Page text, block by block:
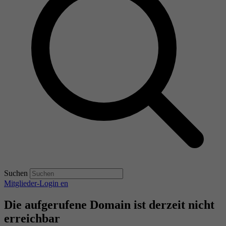
Suchen
Mitglieder-Login en
Die aufgerufene Domain ist derzeit nicht
erreichbar